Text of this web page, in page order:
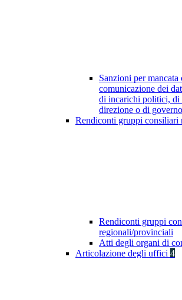
Sanzioni per mancata
comunicazione dei
di incarichi politici, di
direzione o di governo
Rendiconti gruppi consiliari
Rendiconti gruppi
regionali/provinciali
Atti degli organi di
Articolazione degli uffici 4